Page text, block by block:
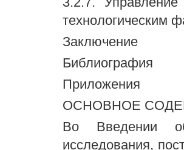
технологическим
Заключение
Библиография
Приложения
ОСНОВНОЕ
Во Введении
исследования,